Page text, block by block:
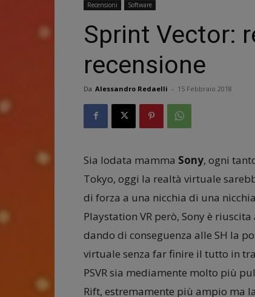
Recensioni Software
Sprint Vector:
recensione
Da Alessandro Redaelli - 15 Febbraio 2018
Sia lodata mamma Sony, ogni
Tokyo, oggi la realtà virtuale
di forza a una nicchia di una
Playstation VR però, Sony è
dando di conseguenza alle SH la
virtuale senza far finire il tutto in
PSVR sia mediamente molto più
Rift, estremamente più ampio ma